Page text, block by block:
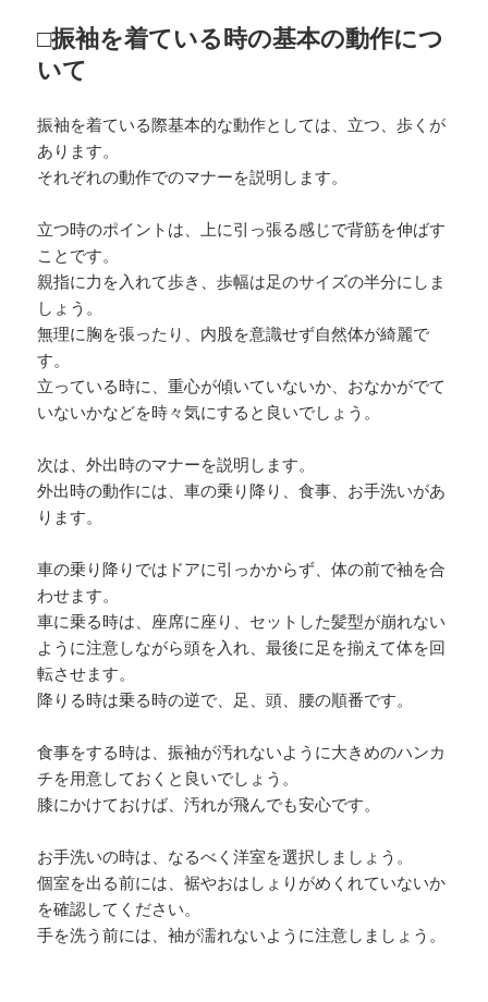
□振袖を着ている時の基本の動作につ
いて
振袖を着ている際基本的な動作としては、立つ、歩くが
あります。
それぞれの動作でのマナーを説明します。
立つ時のポイントは、上に引っ張る感じで背筋を伸ばす
ことです。
親指に力を入れて歩き、歩幅は足のサイズの半分にしま
しょう。
無理に胸を張ったり、内股を意識せず自然体が綺麗で
す。
立っている時に、重心が傾いていないか、おなかがでて
いないかなどを時々気にすると良いでしょう。
次は、外出時のマナーを説明します。
外出時の動作には、車の乗り降り、食事、お手洗いがあ
ります。
車の乗り降りではドアに引っかからず、体の前で袖を合
わせます。
車に乗る時は、座席に座り、セットした髪型が崩れない
ように注意しながら頭を入れ、最後に足を揃えて体を回
転させます。
降りる時は乗る時の逆で、足、頭、腰の順番です。
食事をする時は、振袖が汚れないように大きめのハンカ
チを用意しておくと良いでしょう。
膝にかけておけば、汚れが飛んでも安心です。
お手洗いの時は、なるべく洋室を選択しましょう。
個室を出る前には、裾やおはしょりがめくれていないか
を確認してください。
手を洗う前には、袖が濡れないように注意しましょう。